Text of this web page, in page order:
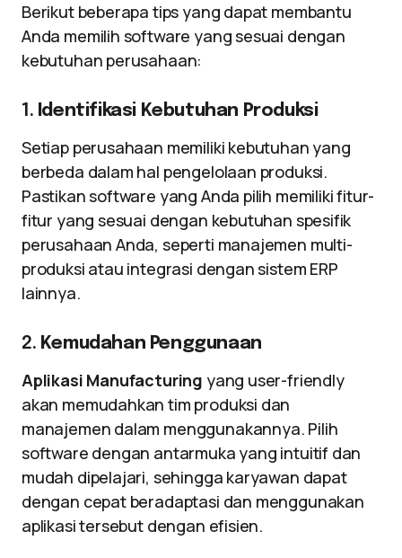
Berikut beberapa tips yang dapat membantu
Anda memilih software yang sesuai dengan
kebutuhan perusahaan:
1. Identifikasi Kebutuhan Produksi
Setiap perusahaan memiliki kebutuhan yang
berbeda dalam hal pengelolaan produksi.
Pastikan software yang Anda pilih memiliki fitur-
fitur yang sesuai dengan kebutuhan spesifik
perusahaan Anda, seperti manajemen multi-
produksi atau integrasi dengan sistem ERP
lainnya.
2. Kemudahan Penggunaan
Aplikasi Manufacturing yang user-friendly
akan memudahkan tim produksi dan
manajemen dalam menggunakannya. Pilih
software dengan antarmuka yang intuitif dan
mudah dipelajari, sehingga karyawan dapat
dengan cepat beradaptasi dan menggunakan
aplikasi tersebut dengan efisien.